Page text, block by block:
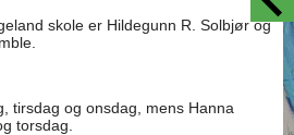
skole er Hildegunn R. Solbjør og
tirsdag og onsdag, mens Hanna
torsdag.